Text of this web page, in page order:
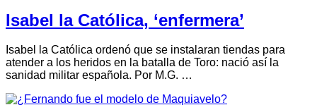
Isabel la Católica, ‘enfermera’
Isabel la Católica ordenó que se instalaran tiendas para
atender a los heridos en la batalla de Toro: nació así la
sanidad militar española. Por M.G. …